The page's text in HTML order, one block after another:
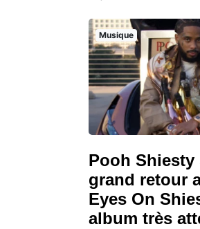
Musique
Pooh
grand retour
Eyes On
album très